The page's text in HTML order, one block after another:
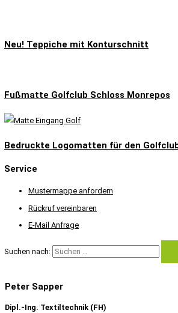
Neu! Teppiche mit Konturschnitt
Fußmatte Golfclub Schloss Monrepos
Bedruckte Logomatten für den
Service
Mustermappe anfordern
Rückruf vereinbaren
E-Mail Anfrage
Suchen nach:
Peter Sapper
Dipl.-Ing. Textiltechnik (FH)